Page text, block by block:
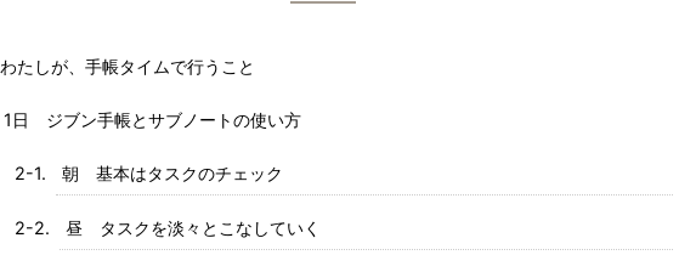
わたしが、手帳タイムで行うこと
1日 ジブン手帳とサブノートの使い方
朝 基本はタスクのチェック
昼 タスクを淡々とこなしていく